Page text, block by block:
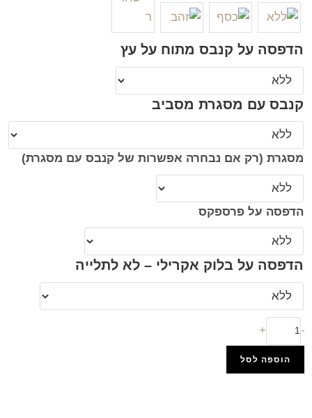
הדפסה על קנבס מתוח על עץ
קנבס עם מסגרת מסביב
מסגרת (רק אם נבחרה אפשרות של קנבס עם מסגרת)
הדפסה על פרספקס
הדפסה על בלוק אקרילי – לא לתלייה
-
+
הוספה לסל